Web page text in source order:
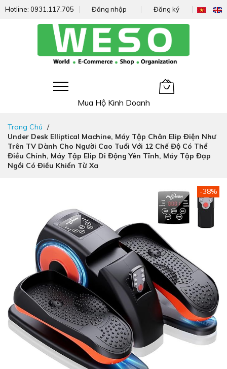
Hotline: 0931.117.705 Đăng nhập Đăng ký
Mua Hộ Kinh Doanh
nhanh
đến
nội
dung
Trang Chủ
Under Desk Elliptical Machine, Máy Tập Chân Elip Điện Như
Trên TV Dành Cho Người Cao Tuổi Với 12 Chế Độ Có Thể
Điều Chỉnh, Máy Tập Elip Di Động Yên Tĩnh, Máy Tập Đạp
Ngồi Có Điều Khiển Từ Xa
ảnh
-38%